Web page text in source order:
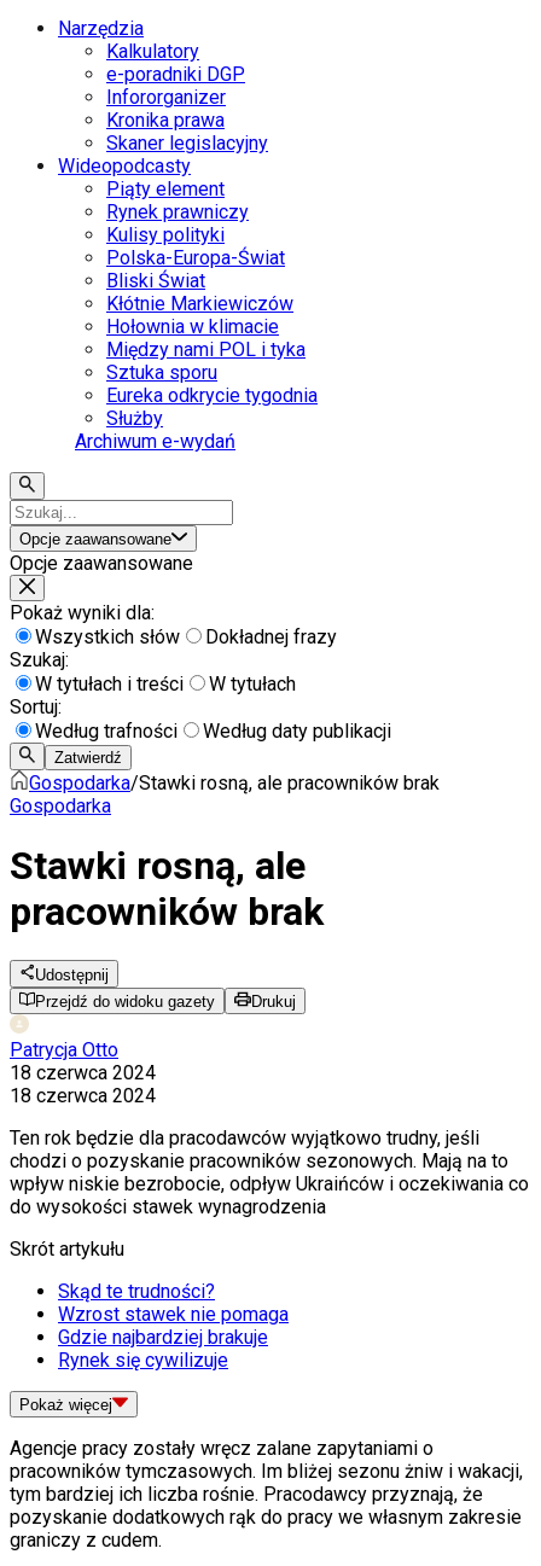
Narzędzia
Kalkulatory
e-poradniki DGP
Infororganizer
Kronika prawa
Skaner legislacyjny
Wideopodcasty
Piąty element
Rynek prawniczy
Kulisy polityki
Polska-Europa-Świat
Bliski Świat
Kłótnie Markiewiczów
Hołownia w klimacie
Między nami POL i tyka
Sztuka sporu
Eureka odkrycie tygodnia
Służby
Archiwum e-wydań
Opcje zaawansowane
Opcje zaawansowane
Pokaż wyniki dla:
Wszystkich słów
Dokładnej frazy
Szukaj:
W tytułach i treści
W tytułach
Sortuj:
Według trafności
Według daty publikacji
Zatwierdź
Gospodarka/Stawki rosną, ale pracowników brak
Gospodarka
Stawki rosną, ale
pracowników brak
Udostępnij
Przejdź do widoku gazety
Drukuj
Patrycja Otto
18 czerwca 2024
18 czerwca 2024
Ten rok będzie dla pracodawców wyjątkowo trudny, jeśli
chodzi o pozyskanie pracowników sezonowych. Mają na to
wpływ niskie bezrobocie, odpływ Ukraińców i oczekiwania co
do wysokości stawek wynagrodzenia
Skrót artykułu
Skąd te trudności?
Wzrost stawek nie pomaga
Gdzie najbardziej brakuje
Rynek się cywilizuje
Pokaż więcej
Agencje pracy zostały wręcz zalane zapytaniami o
pracowników tymczasowych. Im bliżej sezonu żniw i wakacji,
tym bardziej ich liczba rośnie. Pracodawcy przyznają, że
pozyskanie dodatkowych rąk do pracy we własnym zakresie
graniczy z cudem.